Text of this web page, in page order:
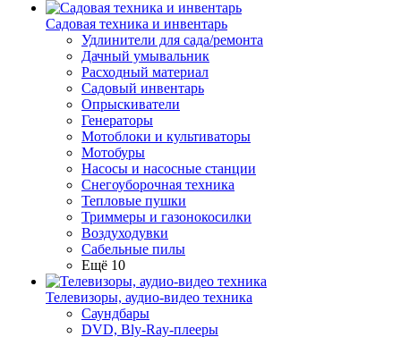
Садовая техника и инвентарь
Удлинители для сада/ремонта
Дачный умывальник
Расходный материал
Садовый инвентарь
Опрыскиватели
Генераторы
Мотоблоки и культиваторы
Мотобуры
Насосы и насосные станции
Снегоуборочная техника
Тепловые пушки
Триммеры и газонокосилки
Воздуходувки
Сабельные пилы
Ещё 10
Телевизоры, аудио-видео техника
Саундбары
DVD, Bly-Ray-плееры